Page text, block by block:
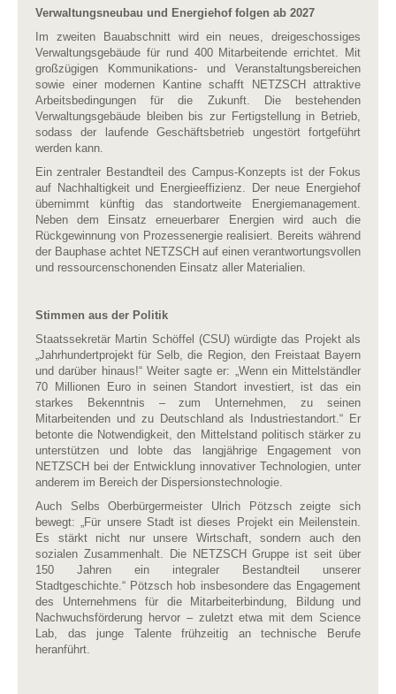
Verwaltungsneubau und Energiehof folgen ab 2027
Im zweiten Bauabschnitt wird ein neues, dreigeschossiges
Verwaltungsgebäude für rund 400 Mitarbeitende errichtet. Mit
großzügigen Kommunikations- und Veranstaltungsbereichen
sowie einer modernen Kantine schafft NETZSCH attraktive
Arbeitsbedingungen für die Zukunft. Die bestehenden
Verwaltungsgebäude bleiben bis zur Fertigstellung in Betrieb,
sodass der laufende Geschäftsbetrieb ungestört fortgeführt
werden kann.
Ein zentraler Bestandteil des Campus-Konzepts ist der Fokus
auf Nachhaltigkeit und Energieeffizienz. Der neue Energiehof
übernimmt künftig das standortweite Energiemanagement.
Neben dem Einsatz erneuerbarer Energien wird auch die
Rückgewinnung von Prozessenergie realisiert. Bereits während
der Bauphase achtet NETZSCH auf einen verantwortungsvollen
und ressourcenschonenden Einsatz aller Materialien.
Stimmen aus der Politik
Staatssekretär Martin Schöffel (CSU) würdigte das Projekt als
„Jahrhundertprojekt für Selb, die Region, den Freistaat Bayern
und darüber hinaus!“ Weiter sagte er: „Wenn ein Mittelständler
70 Millionen Euro in seinen Standort investiert, ist das ein
starkes Bekenntnis – zum Unternehmen, zu seinen
Mitarbeitenden und zu Deutschland als Industriestandort.“ Er
betonte die Notwendigkeit, den Mittelstand politisch stärker zu
unterstützen und lobte das langjährige Engagement von
NETZSCH bei der Entwicklung innovativer Technologien, unter
anderem im Bereich der Dispersionstechnologie.
Auch Selbs Oberbürgermeister Ulrich Pötzsch zeigte sich
bewegt: „Für unsere Stadt ist dieses Projekt ein Meilenstein.
Es stärkt nicht nur unsere Wirtschaft, sondern auch den
sozialen Zusammenhalt. Die NETZSCH Gruppe ist seit über
150 Jahren ein integraler Bestandteil unserer
Stadtgeschichte.“ Pötzsch hob insbesondere das Engagement
des Unternehmens für die Mitarbeiterbindung, Bildung und
Nachwuchsförderung hervor – zuletzt etwa mit dem Science
Lab, das junge Talente frühzeitig an technische Berufe
heranführt.